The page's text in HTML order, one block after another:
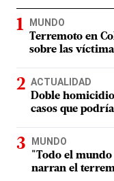
MUNDO
Terremoto en
sobre las
ACTUALIDAD
Doble
casos que
MUNDO
"Todo el
narran el